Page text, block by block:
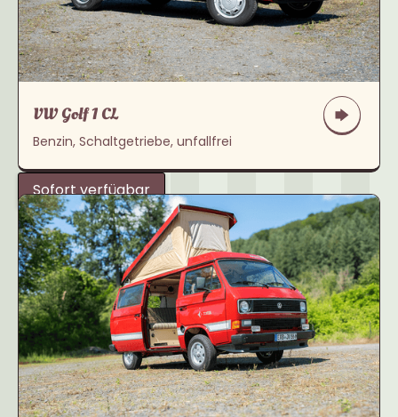
VW Golf 1 CL
Benzin, Schaltgetriebe, unfallfrei
Sofort verfügbar